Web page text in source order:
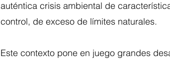
auténtica crisis ambiental de
control, de exceso de límites naturales.
Este contexto pone en juego grandes